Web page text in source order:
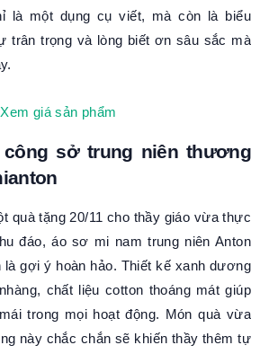
là một dụng cụ viết, mà còn là biểu
trân trọng và lòng biết ơn sâu sắc mà
Xem giá sản phẩm
sở trung niên thương
quà tặng 20/11 cho thầy giáo vừa thực
đáo, áo sơ mi nam trung niên Anton
là gợi ý hoàn hảo. Thiết kế xanh dương
chất liệu cotton thoáng mát giúp
trong mọi hoạt động. Món quà vừa
này chắc chắn sẽ khiến thầy thêm tự